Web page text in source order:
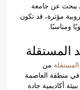
يبحث عن جامعة
مؤثرة، قد تكون
ومناسبًا.
المستقلة
من
في منطقة العاصمة
أكاديمية جادة